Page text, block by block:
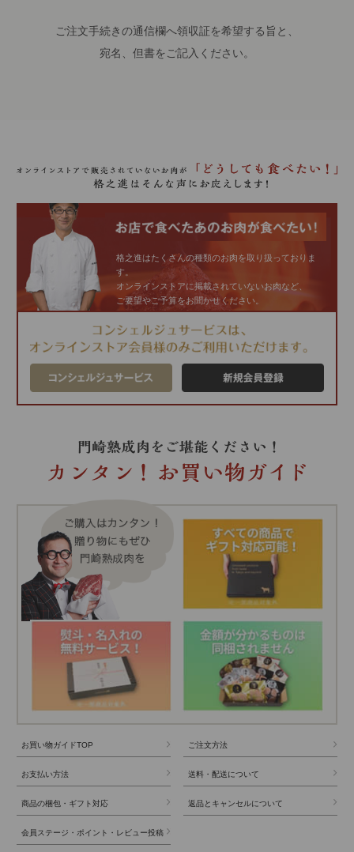
ご注文手続きの通信欄へ領収証を希望する旨と、
宛名、但書をご記入ください。
格之進はたくさんの種類のお肉を取り扱っておりま
す。
オンラインストアに掲載されていないお肉など、
ご要望やご予算をお聞かせください。
お買い物ガイドTOP ご注文方法
お支払い方法 送料・配送について
商品の梱包・ギフト対応 返品とキャンセルについて
会員ステージ・ポイント・レビュー投稿